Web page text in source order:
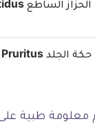
الحزاز الساطع Lichen nitidus
حكة الجلد Pruritus